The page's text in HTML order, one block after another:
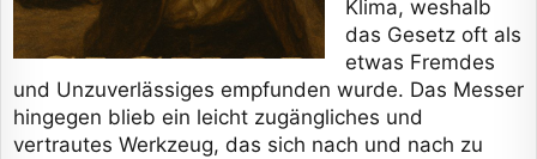
Klima, weshalb
das Gesetz oft als
etwas Fremdes
und Unzuverlässiges empfunden wurde. Das Messer
hingegen blieb ein leicht zugängliches und
vertrautes Werkzeug, das sich nach und nach zu